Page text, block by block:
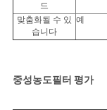
드
맞춤화될 수 있
습니다
예
중성농도필터 평가